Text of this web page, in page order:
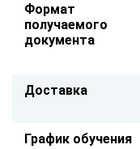
Формат
получаемого
документа
Доставка
График обучения